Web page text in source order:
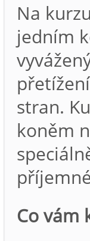
Na
jedním
stran.
koněm
Co vám